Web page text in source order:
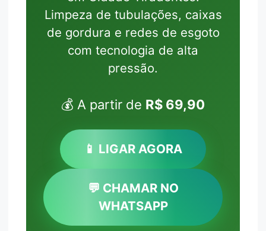
Limpeza de tubulações, caixas
de gordura e redes de esgoto
com tecnologia de alta
pressão.
💰 A partir de R$ 69,90
📱 LIGAR AGORA
💬 CHAMAR NO
WHATSAPP